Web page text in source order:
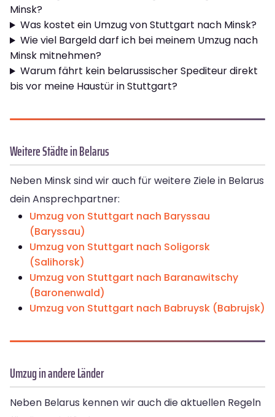
Minsk?
Was kostet ein Umzug von Stuttgart nach Minsk?
Wie viel Bargeld darf ich bei meinem Umzug nach
Minsk mitnehmen?
Warum fährt kein belarussischer Spediteur direkt
bis vor meine Haustür in Stuttgart?
Weitere Städte in Belarus
Neben Minsk sind wir auch für weitere Ziele in Belarus
dein Ansprechpartner:
Umzug von Stuttgart nach Baryssau
(Baryssau)
Umzug von Stuttgart nach Soligorsk
(Salihorsk)
Umzug von Stuttgart nach Baranawitschy
(Baronenwald)
Umzug von Stuttgart nach Babruysk (Babrujsk)
Umzug in andere Länder
Neben Belarus kennen wir auch die aktuellen Regeln